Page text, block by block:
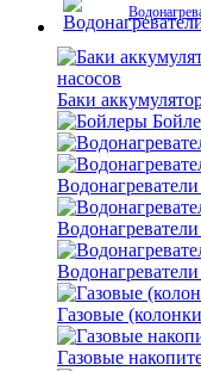
Баки
Газовые
Газовые